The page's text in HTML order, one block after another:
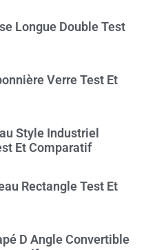
Longue Double Test
Verre Test Et
Style Industriel
Et Comparatif
Rectangle Test Et
D Angle Convertible